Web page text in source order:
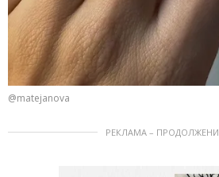
@matejanova
РЕКЛАМА –